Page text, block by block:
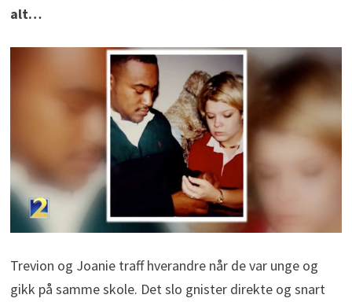
alt…
Trevion og Joanie traff hverandre når de var unge og
gikk på samme skole. Det slo gnister direkte og snart